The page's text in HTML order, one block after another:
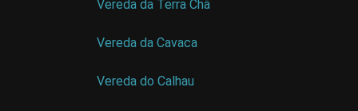
Vereda da Terra Chã
Vereda da Cavaca
Vereda do Calhau